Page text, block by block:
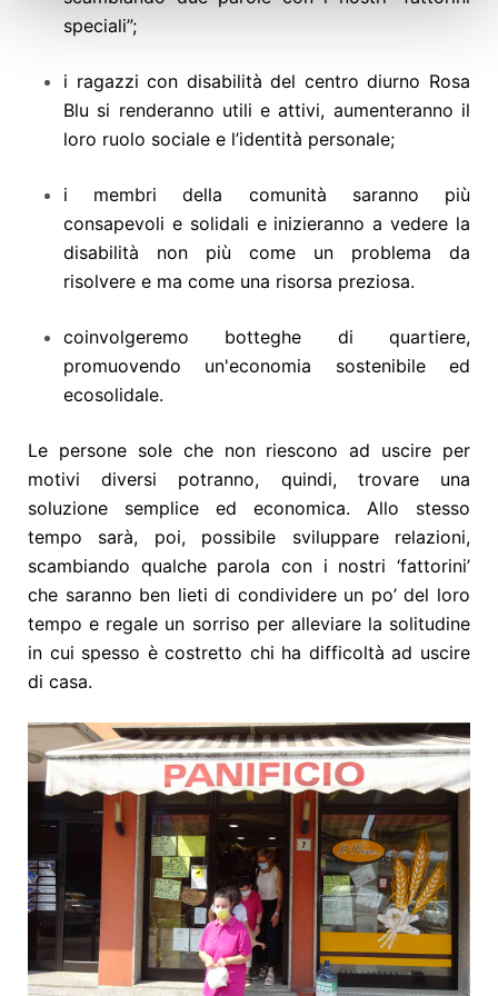
speciali”;
i ragazzi con disabilità del centro diurno Rosa
Blu si renderanno utili e attivi, aumenteranno il
loro ruolo sociale e l’identità personale;
i membri della comunità saranno più
consapevoli e solidali e inizieranno a vedere la
disabilità non più come un problema da
risolvere e ma come una risorsa preziosa.
coinvolgeremo botteghe di quartiere,
promuovendo un'economia sostenibile ed
ecosolidale.
Le persone sole che non riescono ad uscire per
motivi diversi potranno, quindi, trovare una
soluzione semplice ed economica. Allo stesso
tempo sarà, poi, possibile sviluppare relazioni,
scambiando qualche parola con i nostri ‘fattorini’
che saranno ben lieti di condividere un po’ del loro
tempo e regale un sorriso per alleviare la solitudine
in cui spesso è costretto chi ha difficoltà ad uscire
di casa.